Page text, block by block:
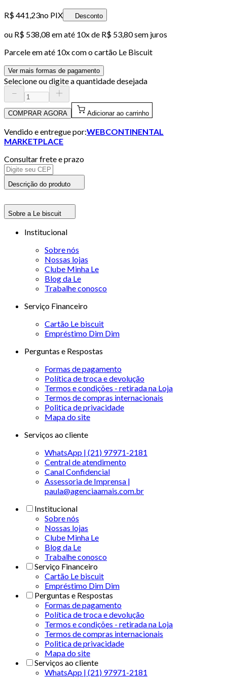
R$ 441,23no PIX Desconto
ou R$ 538,08 em até 10x de R$ 53,80 sem juros
Parcele em até 10x com o cartão Le Biscuit
Ver mais formas de pagamento
Selecione ou digite a quantidade desejada
COMPRAR AGORA Adicionar ao carrinho
Vendido e entregue por:WEBCONTINENTAL
MARKETPLACE
Consultar frete e prazo
Descrição do produto
Sobre a Le biscuit
Institucional
Sobre nós
Nossas lojas
Clube Minha Le
Blog da Le
Trabalhe conosco
Serviço Financeiro
Cartão Le biscuit
Empréstimo Dim Dim
Perguntas e Respostas
Formas de pagamento
Política de troca e devolução
Termos e condições - retirada na Loja
Termos de compras internacionais
Politica de privacidade
Mapa do site
Serviços ao cliente
WhatsApp | (21) 97971-2181
Central de atendimento
Canal Confidencial
Assessoria de Imprensa |
paula@agenciaamais.com.br
Institucional
Sobre nós
Nossas lojas
Clube Minha Le
Blog da Le
Trabalhe conosco
Serviço Financeiro
Cartão Le biscuit
Empréstimo Dim Dim
Perguntas e Respostas
Formas de pagamento
Política de troca e devolução
Termos e condições - retirada na Loja
Termos de compras internacionais
Politica de privacidade
Mapa do site
Serviços ao cliente
WhatsApp | (21) 97971-2181